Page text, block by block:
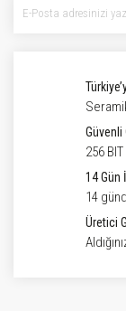
Güvenli
256
14 Gün
14
Üretici